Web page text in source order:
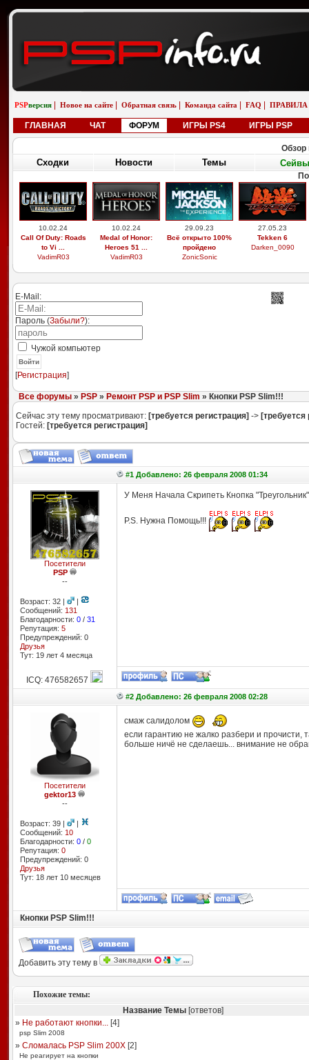
PSPверсия Новое на сайте Обратная связь Команда сайта FAQ ПРАВИЛА
ГЛАВНАЯ ЧАТ ФОРУМ ИГРЫ PS4 ИГРЫ PSP
Обзор
Сходки Новости Темы Сейвы
10.02.24
Call Of Duty: Roads
to Vi ...
VadimR03
10.02.24
Medal of Honor:
Heroes 51 ...
VadimR03
29.09.23
Всё открыто 100%
пройдено
ZonicSonic
27.05.23
Tekken 6
Darken_0090
E-Mail:
Пароль (Забыли?):
Чужой компьютер
Войти
[Регистрация]
Все форумы» PSP» Ремонт PSP и PSP Slim » Кнопки PSP Slim!!!
Сейчас эту тему просматривают: [требуется регистрация] -> [требуется
Гостей: [требуется регистрация]
#1 Добавлено: 26 февраля 2008 01:34
Посетители
PSP
--
Возраст: 32 |
|
Сообщений: 131
Благодарности: 0/ 31
Репутация: 5
Предупреждений: 0
Друзья
Тут: 19 лет 4 месяцa
У Меня Начала Скрипеть Кнопка
P.S. Нужна Помощь!!!
ICQ: 476582657
#2 Добавлено: 26 февраля 2008 02:28
Посетители
gektor13
--
Возраст: 39 |
|
Сообщений: 10
Благодарности: 0/ 0
Репутация: 0
Предупреждений: 0
Друзья
Тут: 18 лет 10 месяцев
смаж салидолом
если гарантию не жалко разбери и прочисти,
больше ничё не сделаешь... внимание не
Кнопки PSP Slim!!!
Добавить эту тему в
Похожие темы:
Название Темы [ответов]
» Не работают кнопки...[4]
psp Slim 2008
» Сломалась PSP Slim 200X[2]
Не реагирует на кнопки